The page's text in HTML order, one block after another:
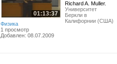
01:13:37
Физика
1 просмотр
Добавлен: 08.07.2009
Richard A. Muller.
Университет
Беркли в
Калифорнии (США)